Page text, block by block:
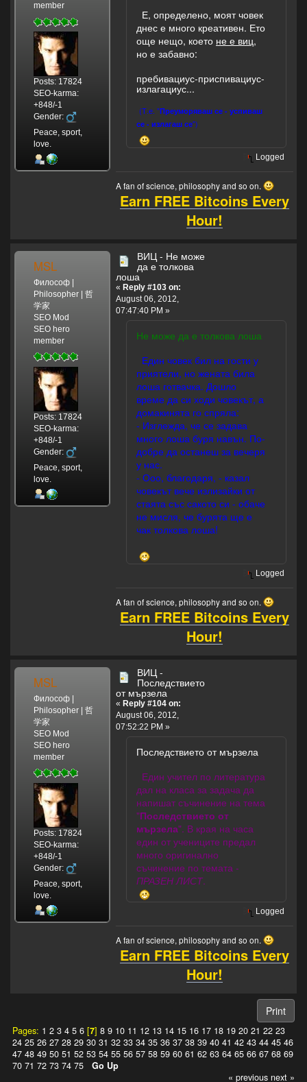
member
Posts: 17824
SEO-karma:
+848/-1
Gender:
Peace, sport,
love.
Е, определено, моят човек
днес е много креативен. Ето
още нещо, което не е виц,
но е забавно:
пребивациус-приспивациус-
излагациус...
(Т.е. "Преуморяваш се - успиваш
се - излагаш се")
Logged
A fan of science, philosophy and so on.
Earn FREE Bitcoins Every
Hour!
MSL
Философ |
Philosopher | 哲
学家
SEO Mod
SEO hero
member
Posts: 17824
SEO-karma:
+848/-1
Gender:
Peace, sport,
love.
ВИЦ - Не може
да е толкова
лоша
« Reply #103 on:
August 06, 2012,
07:47:40 PM »
Не може да е толкова лоша
Един човек бил на гости у
приятели, но жената била
лоша готвачка. Дошло
време да си ходи човекът, а
домакинята го спряла:
- Изглежда, че се задава
много лоша буря навън. По-
добре да останеш за вечеря
у нас.
- Ооо, благодаря, - казал
човекът вече излизайки от
стаята със сакото си - обаче
не мисля, че бурята ще е
чак толкова лоша!
Logged
A fan of science, philosophy and so on.
Earn FREE Bitcoins Every
Hour!
MSL
Философ |
Philosopher | 哲
学家
SEO Mod
SEO hero
member
Posts: 17824
SEO-karma:
+848/-1
Gender:
Peace, sport,
love.
ВИЦ -
Последствието
от мързела
« Reply #104 on:
August 06, 2012,
07:52:22 PM »
Последствието от мързела
Един учител по литература
дал на класа за задача да
напишат съчинение на тема
"Последствието от
мързела". В края на часа
един от учениците предал
много оригинално
съчинение по темата -
ПРАЗЕН ЛИСТ.
Logged
A fan of science, philosophy and so on.
Earn FREE Bitcoins Every
Hour!
Print
Pages: 1 2 3 4 5 6[7] 8 9 10 11 12 13 14 15 16 17 18 19 20 21 22 23
24 25 26 27 28 29 30 31 32 33 34 35 36 37 38 39 40 41 42 43 44 45 46
47 48 49 50 51 52 53 54 55 56 57 58 59 60 61 62 63 64 65 66 67 68 69
70 71 72 73 74 75
Go Up
« previous next »